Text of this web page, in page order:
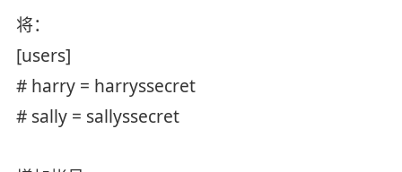
将：
[users]
# harry = harryssecret
# sally = sallyssecret